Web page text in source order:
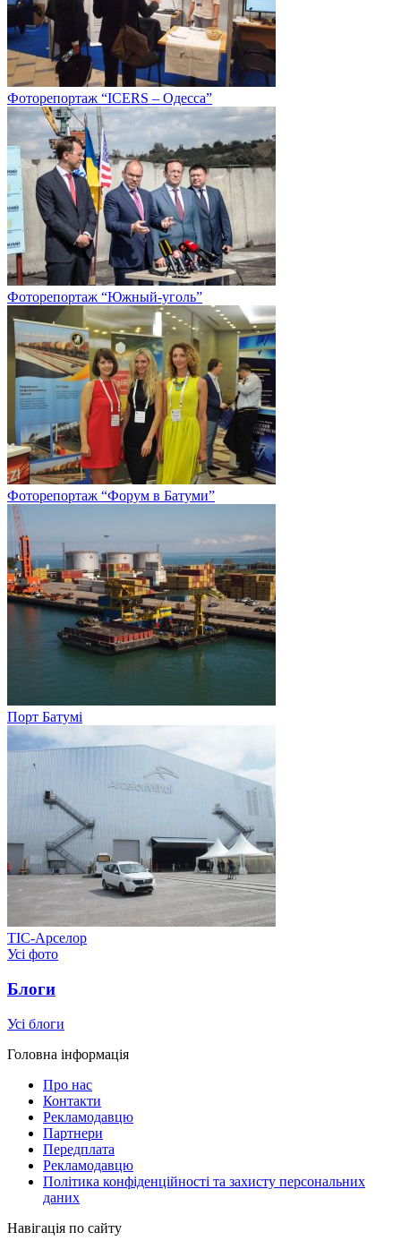
Фоторепортаж “ICERS – Одесса”
Фоторепортаж “Южный-уголь”
Фоторепортаж “Форум в Батуми”
Порт Батумі
ТІС-Арселор
Усі фото
Блоги
Усі блоги
Головна інформація
Про нас
Контакти
Рекламодавцю
Партнери
Передплата
Рекламодавцю
Політика конфіденційності та захисту персональних
даних
Навігація по сайту